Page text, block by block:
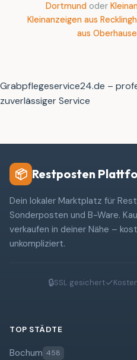
Dortmund oder
Kleinanzeigen aus
aus
Grabpflegeservice24.de –
zuverlässiger Service
📦 Restposten
Dein lokaler Marktplatz für
Sonderposten und B-Ware.
verkaufen in deiner Nähe –
unkompliziert.
🔒SSL gesichert✓
TOP STÄDTE
Bochum 458